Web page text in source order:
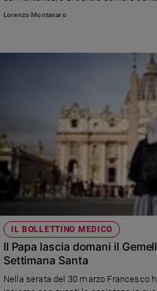
Simoneschi (Mediano Editore),
Lorenzo Montanaro
IL BOLLETTINO MEDICO
Il Papa lascia domani il
Settimana Santa
Nella serata del 30 marzo Francesco